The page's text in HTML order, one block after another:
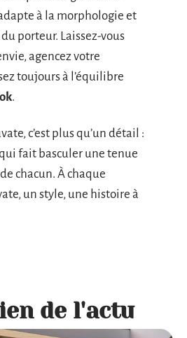
à la morphologie et
porteur. Laissez-vous
agencez votre
toujours à l’équilibre
.
c’est plus qu’un détail :
fait basculer une tenue
chacun. À chaque
un style, une histoire à
de l'actu